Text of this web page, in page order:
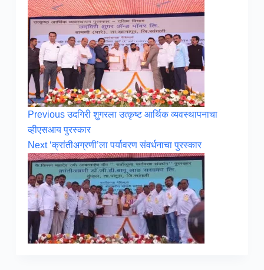
Previousउदगिरी शुगरला उत्कृष्ट आर्थिक व्यवस्थापनाचा
व्हीएसआय पुरस्कार
Next ‘क्रांतीअग्रणी’ला पर्यावरण संवर्धनाचा पुरस्कार